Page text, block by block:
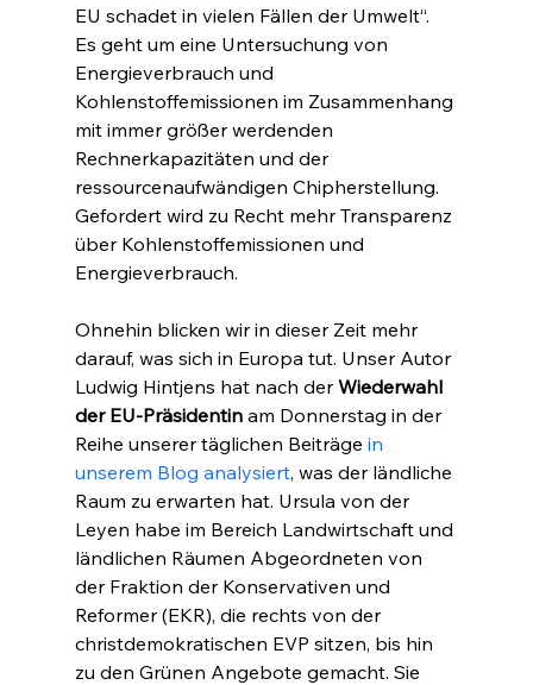
EU schadet in vielen Fällen der Umwelt“.
Es geht um eine Untersuchung von
Energieverbrauch und
Kohlenstoffemissionen im Zusammenhang
mit immer größer werdenden
Rechnerkapazitäten und der
ressourcenaufwändigen Chipherstellung.
Gefordert wird zu Recht mehr Transparenz
über Kohlenstoffemissionen und
Energieverbrauch.
Ohnehin blicken wir in dieser Zeit mehr
darauf, was sich in Europa tut. Unser Autor
Ludwig Hintjens hat nach der Wiederwahl
der EU-Präsidentin am Donnerstag in der
Reihe unserer täglichen Beiträge in
unserem Blog analysiert, was der ländliche
Raum zu erwarten hat. Ursula von der
Leyen habe im Bereich Landwirtschaft und
ländlichen Räumen Abgeordneten von
der Fraktion der Konservativen und
Reformer (EKR), die rechts von der
christdemokratischen EVP sitzen, bis hin
zu den Grünen Angebote gemacht. Sie